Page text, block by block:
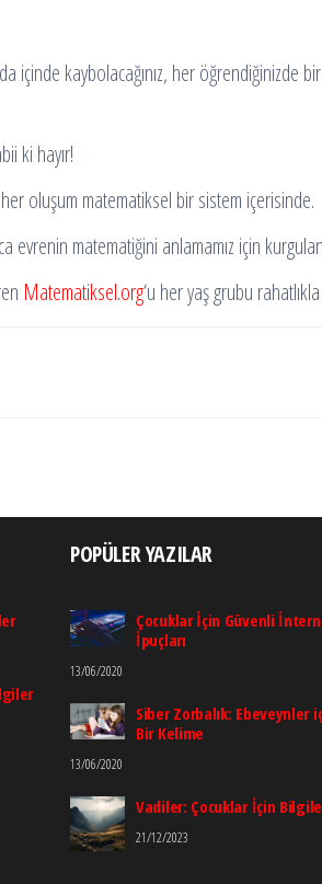
içinde kaybolacağınız, her öğrendiğinizde
ki hayır!
oluşum matematiksel bir sistem içerisinde.
matematiğini anlamamız için
Matematiksel.org‘u her yaş grubu
POPÜLER YAZILAR
Çocuklar İçin Güvenli
İpuçları
13/06/2020
Siber Zorbalık: Ebeveynler
Bir Kelime
13/06/2020
Vadiler: Çocuklar İçin
21/12/2023